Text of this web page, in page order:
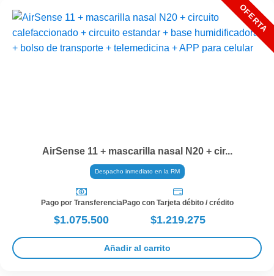
AirSense 11 + mascarilla nasal N20 + cir...
Despacho inmediato en la RM
Pago por Transferencia
$1.075.500
Pago con Tarjeta débito / crédito
$1.219.275
Añadir al carrito